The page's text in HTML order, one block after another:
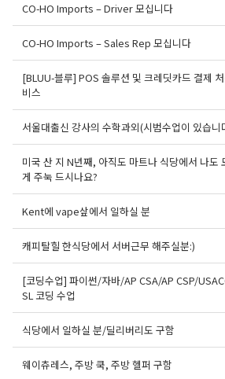
CO-HO Imports – Driver 모십니다
CO-HO Imports – Sales Rep 모십니다
[BLUU-블루] POS 솔루션 및 크레딧카드 결제
비스
서울대출신 강사의 수학과외(시범수업이 있습니
미국 산 지 N년째, 아직도 마트나 식당에서 나도
게 주눅 드시나요?
Kent에 vape샆에서 일하실 분
캐피탈힐 한식당에서 서버근무 해주실분:)
[코딩수업] 파이썬/자바/AP CSA/AP CSP/
SL 코딩 수업
식당에서 일하실 분/딜리버리도 구함
웨이츄레스, 주방 쿡, 주방 헬퍼 구함